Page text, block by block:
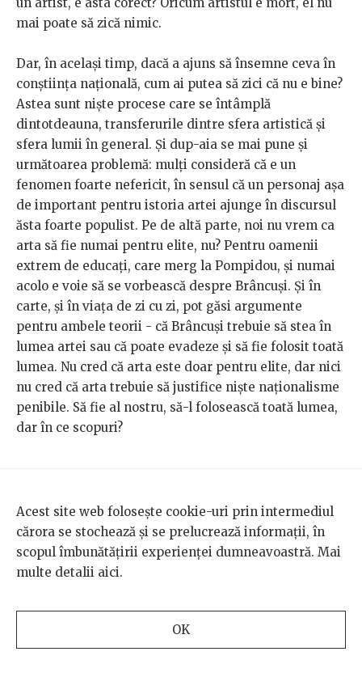
mai poate să zică nimic.
Dar, în același timp, dacă a ajuns să însemne ceva în
conștiința națională, cum ai putea să zici că nu e bine?
Astea sunt niște procese care se întâmplă
dintotdeauna, transferurile dintre sfera artistică și
sfera lumii în general. Și dup-aia se mai pune și
următoarea problemă: mulți consideră că e un
fenomen foarte nefericit, în sensul că un personaj așa
de important pentru istoria artei ajunge în discursul
ăsta foarte populist. Pe de altă parte, noi nu vrem ca
arta să fie numai pentru elite, nu? Pentru oamenii
extrem de educați, care merg la Pompidou, și numai
acolo e voie să se vorbească despre Brâncuși. Și în
carte, și în viața de zi cu zi, pot găsi argumente
pentru ambele teorii - că Brâncuși trebuie să stea în
lumea artei sau că poate evadeze și să fie folosit toată
lumea. Nu cred că arta este doar pentru elite, dar nici
nu cred că arta trebuie să justifice niște naționalisme
penibile. Să fie al nostru, să-l folosească toată lumea,
dar în ce scopuri?
Acest site web folosește cookie-uri prin intermediul
cărora se stochează și se prelucrează informații, în
scopul îmbunătățirii experienței dumneavoastră. Mai
multe detalii aici.
OK